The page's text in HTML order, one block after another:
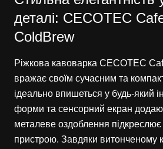
деталі: CECOTEC
ColdBrew
Ріжкова кавоварка CECOTEC
вражає своїм сучасним та
ідеально впишеться у будь-який
форми та сенсорний екран
металеве оздоблення підкреслює
пристрою. Завдяки витонченому